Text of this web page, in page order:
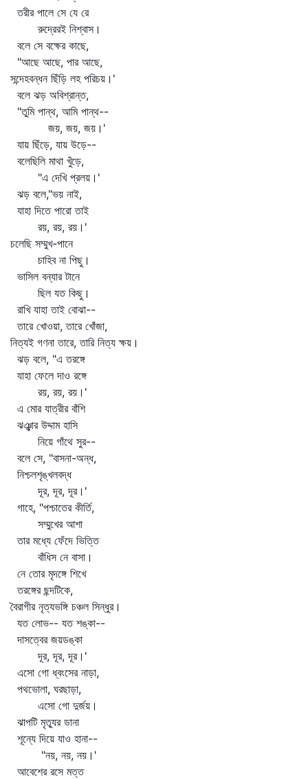
তরীর পালে সে যে রে
রুদ্রেরই নিশ্বাস।
বলে সে বক্ষের কাছে,
"আছে আছে, পার আছে,
সন্দেহবন্ধন ছিঁড়ি লহ পরিচয়।'
বলে ঝড় অবিশ্রান্ত,
"তুমি পান্থ, আমি পান্থ--
জয়, জয়, জয়।'
যায় ছিঁড়ে, যায় উড়ে--
বলেছিলি মাথা খুঁড়ে,
"এ দেখি প্রলয়।'
ঝড় বলে,"ভয় নাই,
যাহা দিতে পারো তাই
রয়, রয়, রয়।'
চলেছি সম্মুখ-পানে
চাহিব না পিছু।
ভাসিল বন্যার টানে
ছিল যত কিছু।
রাখি যাহা তাই বোঝা--
তারে খোওয়া, তারে খোঁজা,
নিত্যই গণনা তারে, তারি নিত্য ক্ষয়।
ঝড় বলে, "এ তরঙ্গে
যাহা ফেলে দাও রঙ্গে
রয়, রয়, রয়।'
এ মোর যাত্রীর বাঁশি
ঝঞ্ঝার উদ্দাম হাসি
নিয়ে গাঁথে সুর--
বলে সে, "বাসনা-অন্ধ,
নিশ্চলশৃঙ্খলবদ্ধ
দূর, দূর, দূর।'
গাহে, "পশ্চাতের কীর্তি,
সম্মুখের আশা
তার মধ্যে ফেঁদে ভিত্তি
বাঁধিস নে বাসা।
নে তোর মৃদঙ্গে শিখে
তরঙ্গের ছন্দটিকে,
বৈরাগীর নৃত্যভঙ্গি চঞ্চল সিন্ধুর।
যত লোভ-- যত শঙ্কা--
দাসত্বের জয়ডঙ্কা
দূর, দূর, দূর।'
এসো গো ধ্বংসের নাড়া,
পথভোলা, ঘরছাড়া,
এসো গো দুর্জয়।
ঝাপটি মৃত্যুর ডানা
শূন্যে দিয়ে যাও হানা--
"নয়, নয়, নয়।'
আবেশের রসে মত্ত